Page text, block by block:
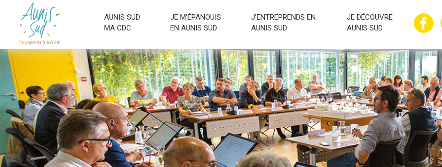
AUNIS SUD
MA CDC
JE M’ÉPANOUIS
EN AUNIS SUD
J’ENTREPRENDS EN
AUNIS SUD
JE DÉCOUVRE
AUNIS SUD